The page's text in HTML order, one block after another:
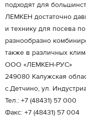
подходят для
ЛЕМКЕН достаточно
и технику для посева
разнообразно
также в различных
ООО «ЛЕМКЕН-РУС»
249080 Калужская
с.Детчино, ул.
Тел.: +7 (48431) 57 000
Факс: +7 (48431) 57 004